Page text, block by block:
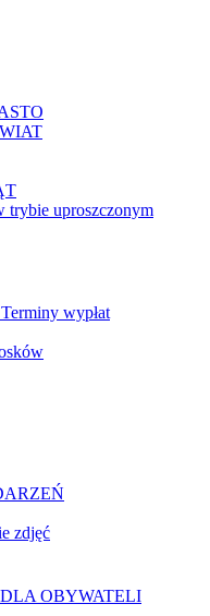
trybie uproszczonym
wypłat
zdjęć
OBYWATELI